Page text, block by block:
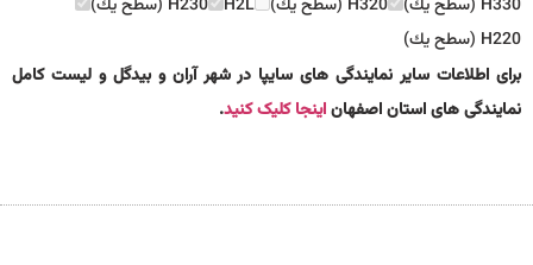
H330 (سطح يك)
H320 (سطح يك) H2L H230 (سطح يك)
H220 (سطح يك)
برای اطلاعات سایر نمایندگی های سایپا در شهر آران و بیدگل و لیست کامل
نمایندگی های استان اصفهاناینجا کلیک کنید.